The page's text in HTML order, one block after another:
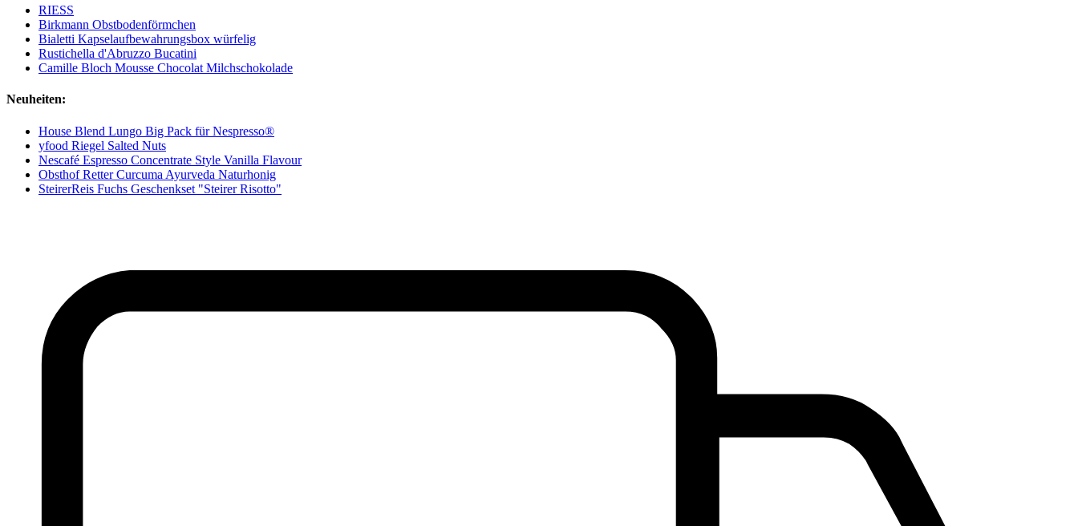
RIESS
Birkmann Obstbodenförmchen
Bialetti Kapselaufbewahrungsbox würfelig
Rustichella d'Abruzzo Bucatini
Camille Bloch Mousse Chocolat Milchschokolade
Neuheiten:
House Blend Lungo Big Pack für Nespresso®
yfood Riegel Salted Nuts
Nescafé Espresso Concentrate Style Vanilla Flavour
Obsthof Retter Curcuma Ayurveda Naturhonig
SteirerReis Fuchs Geschenkset "Steirer Risotto"